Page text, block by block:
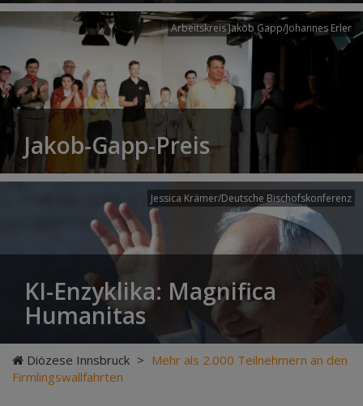
Arbeitskreis Jakob Gapp/Johannes Erler
Jakob-Gapp-Preis
Jessica Krämer/Deutsche Bischofskonferenz
KI-Enzyklika: Magnifica
Humanitas
Diözese Innsbruck > Mehr als 2.000 Teilnehmern an den
Firmlingswallfahrten